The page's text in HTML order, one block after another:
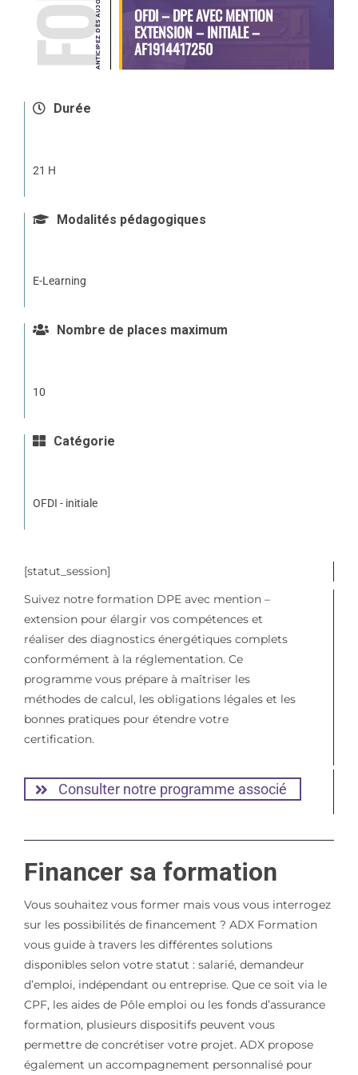
OFDI – DPE AVEC MENTION
EXTENSION – INITIALE –
AF1914417250
Durée
21 H
Modalités pédagogiques
E-Learning
Nombre de places maximum
10
Catégorie
OFDI - initiale
[statut_session]
Suivez notre formation DPE avec mention –
extension pour élargir vos compétences et
réaliser des diagnostics énergétiques complets
conformément à la réglementation. Ce
programme vous prépare à maîtriser les
méthodes de calcul, les obligations légales et les
bonnes pratiques pour étendre votre
certification.
Consulter notre programme associé
Financer sa formation
Vous souhaitez vous former mais vous vous interrogez
sur les possibilités de financement ? ADX Formation
vous guide à travers les différentes solutions
disponibles selon votre statut : salarié, demandeur
d’emploi, indépendant ou entreprise. Que ce soit via le
CPF, les aides de Pôle emploi ou les fonds d’assurance
formation, plusieurs dispositifs peuvent vous
permettre de concrétiser votre projet. ADX propose
également un accompagnement personnalisé pour